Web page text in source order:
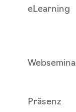
Ultraschall
eLearning
Präsenz